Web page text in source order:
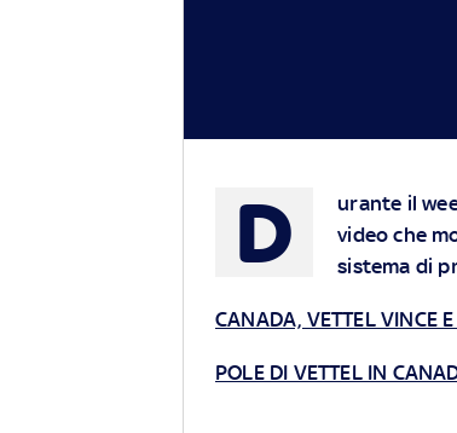
D
urante il
video che
sistema di
CANADA, VETTEL VINCE
POLE DI VETTEL IN